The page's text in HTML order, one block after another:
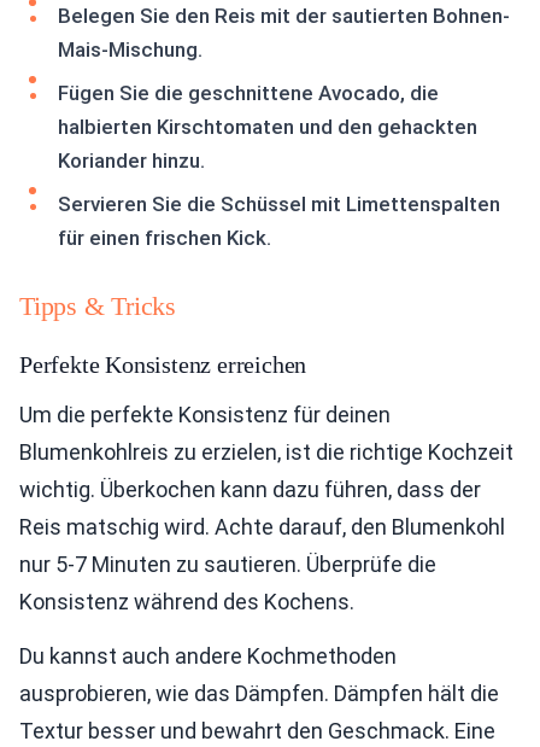
Belegen Sie den Reis mit der sautierten Bohnen-
Mais-Mischung.
Fügen Sie die geschnittene Avocado, die
halbierten Kirschtomaten und den gehackten
Koriander hinzu.
Servieren Sie die Schüssel mit Limettenspalten
für einen frischen Kick.
Tipps & Tricks
Perfekte Konsistenz erreichen
Um die perfekte Konsistenz für deinen
Blumenkohlreis zu erzielen, ist die richtige Kochzeit
wichtig. Überkochen kann dazu führen, dass der
Reis matschig wird. Achte darauf, den Blumenkohl
nur 5-7 Minuten zu sautieren. Überprüfe die
Konsistenz während des Kochens.
Du kannst auch andere Kochmethoden
ausprobieren, wie das Dämpfen. Dämpfen hält die
Textur besser und bewahrt den Geschmack. Eine